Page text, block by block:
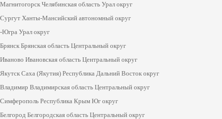
Магнитогорск Челябинская область Урал округ
Сургут Ханты-Мансийский автономный округ
-Югра Урал округ
Брянск Брянская область Центральный округ
Иваново Ивановская область Центральный округ
Якутск Саха (Якутия) Республика Дальний Восток округ
Владимир Владимирская область Центральный округ
Симферополь Республика Крым Юг округ
Белгород Белгородская область Центральный округ